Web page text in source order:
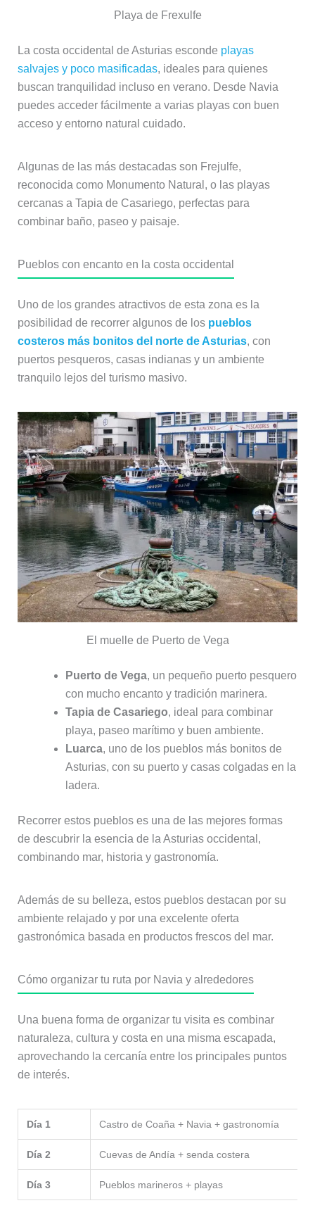
Playa de Frexulfe
La costa occidental de Asturias esconde playas
salvajes y poco masificadas, ideales para quienes
buscan tranquilidad incluso en verano. Desde Navia
puedes acceder fácilmente a varias playas con buen
acceso y entorno natural cuidado.
Algunas de las más destacadas son Frejulfe,
reconocida como Monumento Natural, o las playas
cercanas a Tapia de Casariego, perfectas para
combinar baño, paseo y paisaje.
Pueblos con encanto en la costa occidental
Uno de los grandes atractivos de esta zona es la
posibilidad de recorrer algunos de los pueblos
costeros más bonitos del norte de Asturias, con
puertos pesqueros, casas indianas y un ambiente
tranquilo lejos del turismo masivo.
El muelle de Puerto de Vega
Puerto de Vega, un pequeño puerto pesquero
con mucho encanto y tradición marinera.
Tapia de Casariego, ideal para combinar
playa, paseo marítimo y buen ambiente.
Luarca, uno de los pueblos más bonitos de
Asturias, con su puerto y casas colgadas en la
ladera.
Recorrer estos pueblos es una de las mejores formas
de descubrir la esencia de la Asturias occidental,
combinando mar, historia y gastronomía.
Además de su belleza, estos pueblos destacan por su
ambiente relajado y por una excelente oferta
gastronómica basada en productos frescos del mar.
Cómo organizar tu ruta por Navia y alrededores
Una buena forma de organizar tu visita es combinar
naturaleza, cultura y costa en una misma escapada,
aprovechando la cercanía entre los principales puntos
de interés.
Día 1 Castro de Coaña + Navia + gastronomía
Día 2 Cuevas de Andía + senda costera
Día 3 Pueblos marineros + playas